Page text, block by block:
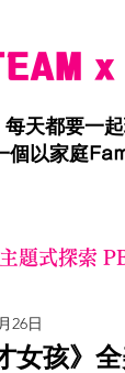
x
每天都要一
個以家庭
主題式探索
女孩》
26日